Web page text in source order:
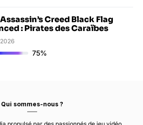
Assassin’s Creed Black Flag
: Pirates des Caraïbes
75%
Qui sommes-nous ?